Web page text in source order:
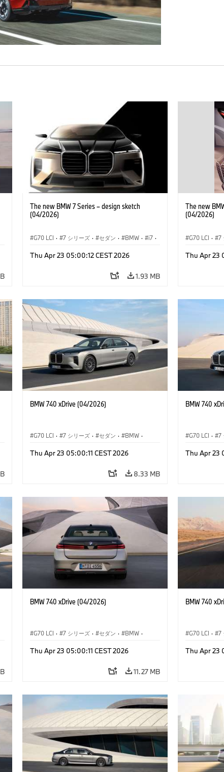
The new BMW 7 Series – design sketch
(04/2026)
G70 LCI · 7 シリーズ · セダン · BMW · i7 ·
M モデル
Thu Apr 23 05:00:12 CEST 2026
1.93 MB
The new
(04/2026)
G70 LCI · 7
M モデル
Thu Apr 23
BMW 740 xDrive (04/2026)
G70 LCI · 7 シリーズ · セダン · BMW ·
M760e
Thu Apr 23 05:00:11 CEST 2026
8.33 MB
BMW 740
G70 LCI · 7
M760e
Thu Apr 23
BMW 740 xDrive (04/2026)
G70 LCI · 7 シリーズ · セダン · BMW ·
M760e
Thu Apr 23 05:00:11 CEST 2026
11.27 MB
BMW 740
G70 LCI · 7
M760e
Thu Apr 23